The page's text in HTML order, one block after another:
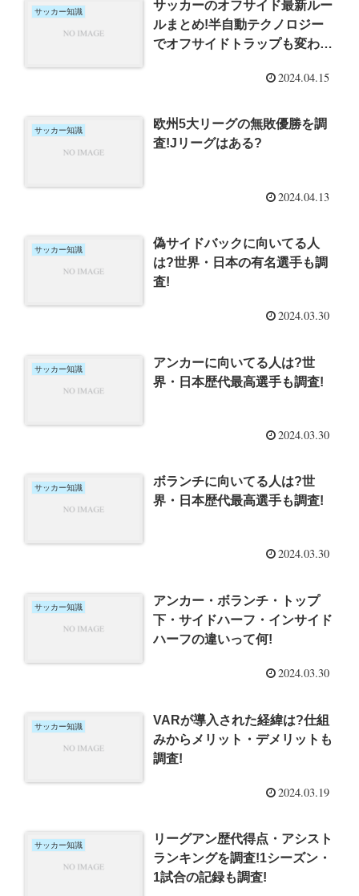
サッカー知識
サッカーのオフサイド最新ルー
ルまとめ!半自動テクノロジー
でオフサイドトラップも変わ
2024.04.15
サッカー知識
欧州5大リーグの無敗優勝を調
査!Jリーグはある?
2024.04.13
サッカー知識
偽サイドバックに向いてる人
は?世界・日本の有名選手も調
査!
2024.03.30
サッカー知識
アンカーに向いてる人は?世
界・日本歴代最高選手も調査!
2024.03.30
サッカー知識
ボランチに向いてる人は?世
界・日本歴代最高選手も調査!
2024.03.30
サッカー知識
アンカー・ボランチ・トップ
下・サイドハーフ・インサイド
ハーフの違いって何!
2024.03.30
サッカー知識
VARが導入された経緯は?仕組
みからメリット・デメリットも
調査!
2024.03.19
サッカー知識
リーグアン歴代得点・アシスト
ランキングを調査!1シーズン・
1試合の記録も調査!